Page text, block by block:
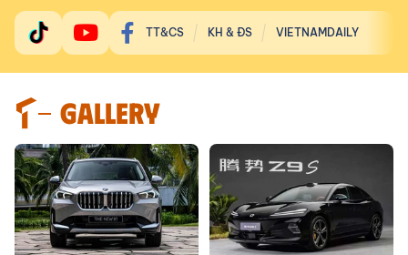
TT&CS KH & ĐS VIETNAMDAILY
GALLERY